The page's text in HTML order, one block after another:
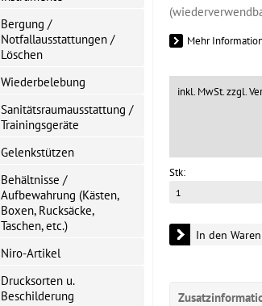
Bergung /
Notfallausstattungen /
Löschen
Wiederbelebung
Sanitätsraumausstattung /
Trainingsgeräte
Gelenkstützen
Behältnisse /
Aufbewahrung (Kästen,
Boxen, Rucksäcke,
Taschen, etc.)
Niro-Artikel
Drucksorten u.
Beschilderung
Mehr
inkl. MwSt.zzgl.
Stk:
In den